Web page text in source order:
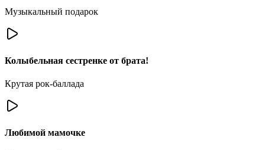
Музыкальный подарок
Колыбельная сестренке от брата!
Крутая рок-баллада
Любимой мамочке